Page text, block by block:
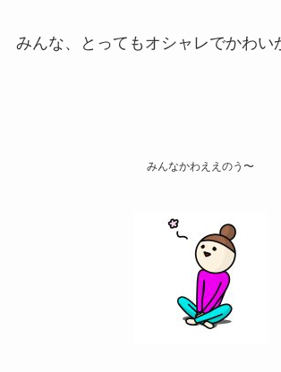
みんな、とってもオシャレでかわい
みんなかわええのう〜